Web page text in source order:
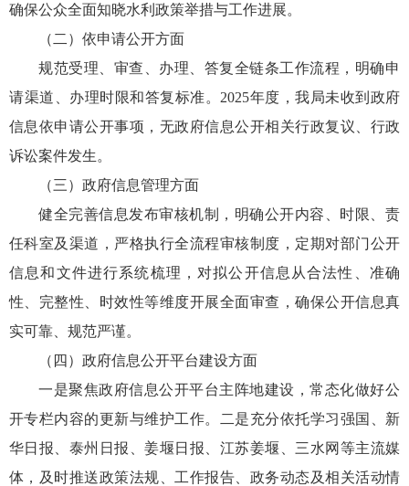
确保公众全面知晓水利政策举措与工作进展。
（二）依申请公开方面
规范受理、审查、办理、答复全链条工作流程，明确申
请渠道、办理时限和答复标准。2025年度，我局未收到政府
信息依申请公开事项，无政府信息公开相关行政复议、行政
诉讼案件发生。
（三）政府信息管理方面
健全完善信息发布审核机制，明确公开内容、时限、责
任科室及渠道，严格执行全流程审核制度，定期对部门公开
信息和文件进行系统梳理，对拟公开信息从合法性、准确
性、完整性、时效性等维度开展全面审查，确保公开信息真
实可靠、规范严谨。
（四）政府信息公开平台建设方面
一是聚焦政府信息公开平台主阵地建设，常态化做好公
开专栏内容的更新与维护工作。二是充分依托学习强国、新
华日报、泰州日报、姜堰日报、江苏姜堰、三水网等主流媒
体，及时推送政策法规、工作报告、政务动态及相关活动情